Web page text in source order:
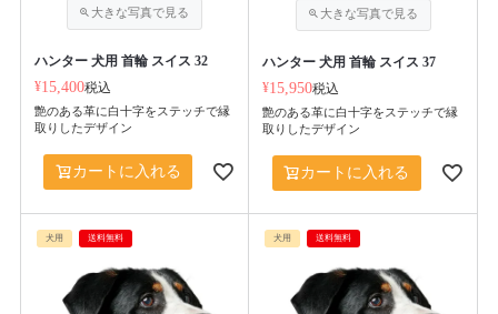
ハンター 犬用 首輪 スイス 32
¥15,400税込
艶のある革に白十字をステッチで縁
取りしたデザイン
カートに入れる
ハンター 犬用 首輪 スイス 37
¥15,950税込
艶のある革に白十字をステッチで縁
取りしたデザイン
カートに入れる
犬用 送料無料 犬用 送料無料